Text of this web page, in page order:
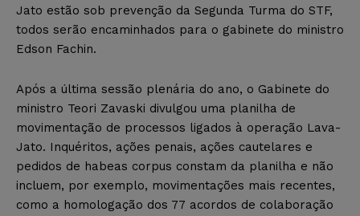
Jato estão sob prevenção da Segunda Turma do STF,
todos serão encaminhados para o gabinete do ministro
Edson Fachin.
Após a última sessão plenária do ano, o Gabinete do
ministro Teori Zavaski divulgou uma planilha de
movimentação de processos ligados à operação Lava-
Jato. Inquéritos, ações penais, ações cautelares e
pedidos de habeas corpus constam da planilha e não
incluem, por exemplo, movimentações mais recentes,
como a homologação dos 77 acordos de colaboração